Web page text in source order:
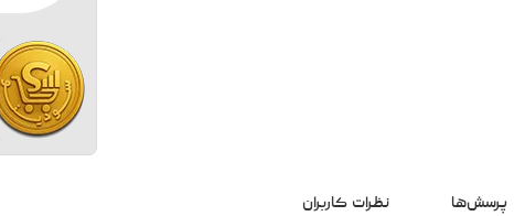
پرسش‌ها نظرات کاربران